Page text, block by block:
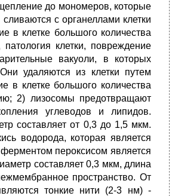
до мономеров, которые
с органеллами клетки
клетке большого количества
клетки, повреждение
вакуоли, в которых
удаляются из клетки путем
в клетке большого количества
2) лизосомы предотвращают
углеводов и липидов.
составляет от 0,3 до 1,5 мкм.
водорода, которая является
пероксисом является
составляет 0,3 мкм, длина
пространство. От
тонкие нити (2-3 нм) -